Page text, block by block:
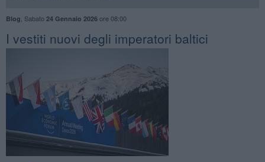
Blog Sabato 24 Gennaio 2026ore 08:00
​I vestiti nuovi degli imperatori baltici